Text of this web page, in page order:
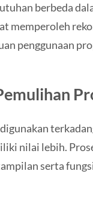
berbeda
memperoleh
penggunaan
nilai lebih.
serta